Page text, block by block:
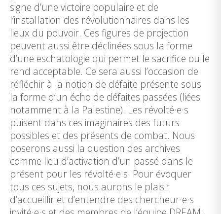
signe d’une victoire populaire et de
l’installation des révolutionnaires dans les
lieux du pouvoir. Ces figures de projection
peuvent aussi être déclinées sous la forme
d’une eschatologie qui permet le sacrifice ou le
rend acceptable. Ce sera aussi l’occasion de
réfléchir à la notion de défaite présente sous
la forme d’un écho de défaites passées (liées
notamment à la Palestine). Les révolté·e·s
puisent dans ces imaginaires des futurs
possibles et des présents de combat. Nous
poserons aussi la question des archives
comme lieu d’activation d’un passé dans le
présent pour les révolté·e·s. Pour évoquer
tous ces sujets, nous aurons le plaisir
d’accueillir et d’entendre des chercheur·e·s